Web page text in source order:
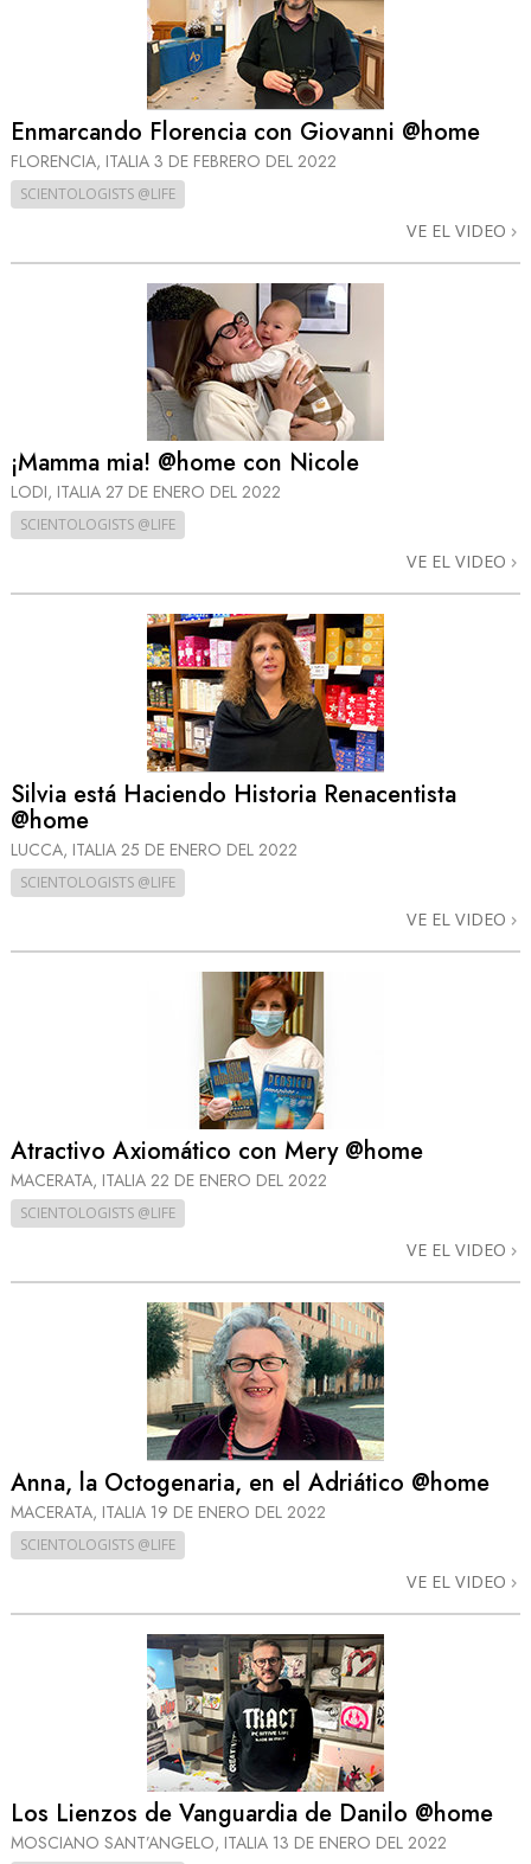
Enmarcando Florencia con Giovanni @home
FLORENCIA, ITALIA 3 DE FEBRERO DEL 2022
SCIENTOLOGISTS @LIFE
VE EL VIDEO
¡Mamma mia! @home con Nicole
LODI, ITALIA 27 DE ENERO DEL 2022
SCIENTOLOGISTS @LIFE
VE EL VIDEO
Silvia está Haciendo Historia Renacentista
@home
LUCCA, ITALIA 25 DE ENERO DEL 2022
SCIENTOLOGISTS @LIFE
VE EL VIDEO
Atractivo Axiomático con Mery @home
MACERATA, ITALIA 22 DE ENERO DEL 2022
SCIENTOLOGISTS @LIFE
VE EL VIDEO
Anna, la Octogenaria, en el Adriático @home
MACERATA, ITALIA 19 DE ENERO DEL 2022
SCIENTOLOGISTS @LIFE
VE EL VIDEO
Los Lienzos de Vanguardia de Danilo @home
MOSCIANO SANT’ANGELO, ITALIA 13 DE ENERO DEL 2022